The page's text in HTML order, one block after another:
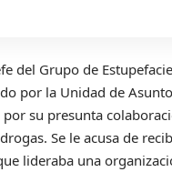
del Grupo de
por la Unidad de
por su presunta
Se le acusa de
lideraba una